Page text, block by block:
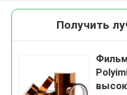
Получить